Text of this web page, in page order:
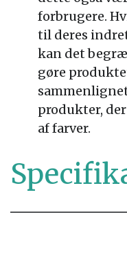
forbrugere.
til deres
kan det
gøre
produkter,
af farver.